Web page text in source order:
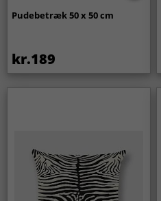
Pudebetræk 50 x 50 cm
kr.189